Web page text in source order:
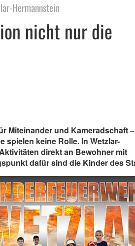
Hermannstein
nicht nur die
Miteinander und Kameradschaft –
spielen keine Rolle. In Wetzlar-
direkt an Bewohner mit
dafür sind die Kinder des